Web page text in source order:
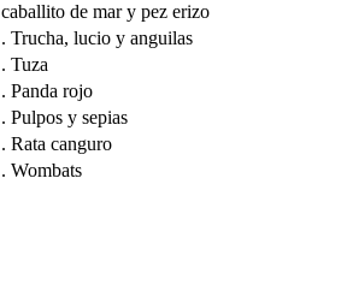
caballito de mar y pez erizo
. Trucha, lucio y anguilas
. Tuza
. Panda rojo
. Pulpos y sepias
. Rata canguro
. Wombats